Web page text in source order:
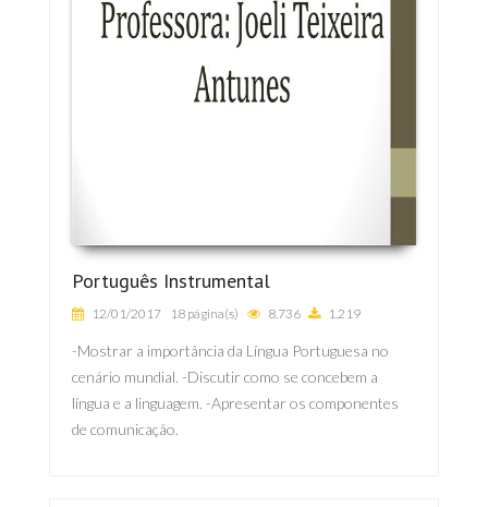
Português Instrumental
12/01/2017 18 página(s) 8.736 1.219
-Mostrar a importância da Língua Portuguesa no
cenário mundial. -Discutir como se concebem a
língua e a linguagem. -Apresentar os componentes
de comunicação.